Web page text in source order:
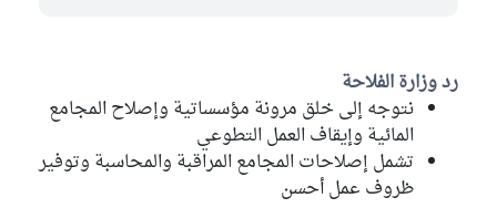
رد وزارة الفلاحة
نتوجه إلى خلق مرونة مؤسساتية وإصلاح المجامع
المائية وإيقاف العمل التطوعي
تشمل إصلاحات المجامع المراقبة والمحاسبة وتوفير
ظروف عمل أحسن